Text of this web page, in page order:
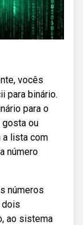
vocês
para binário.
para o
gosta ou
a lista com
número
números
dois
ao sistema